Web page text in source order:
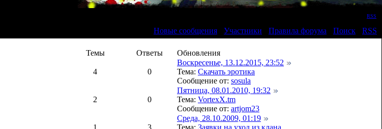
RSS
Новые сообщения Участники Правила форума Поиск RSS
Темы Ответы Обновления
4 0
Воскресенье, 13.12.2015, 23:52
Тема: Скачать эротика
Сообщение от: sosula
2 0
Пятница, 08.01.2010, 19:32
Тема: VortexX.tm
Сообщение от: artjom23
1 3
Среда, 28.10.2009, 01:19
Тема: Заявки на уход из клана